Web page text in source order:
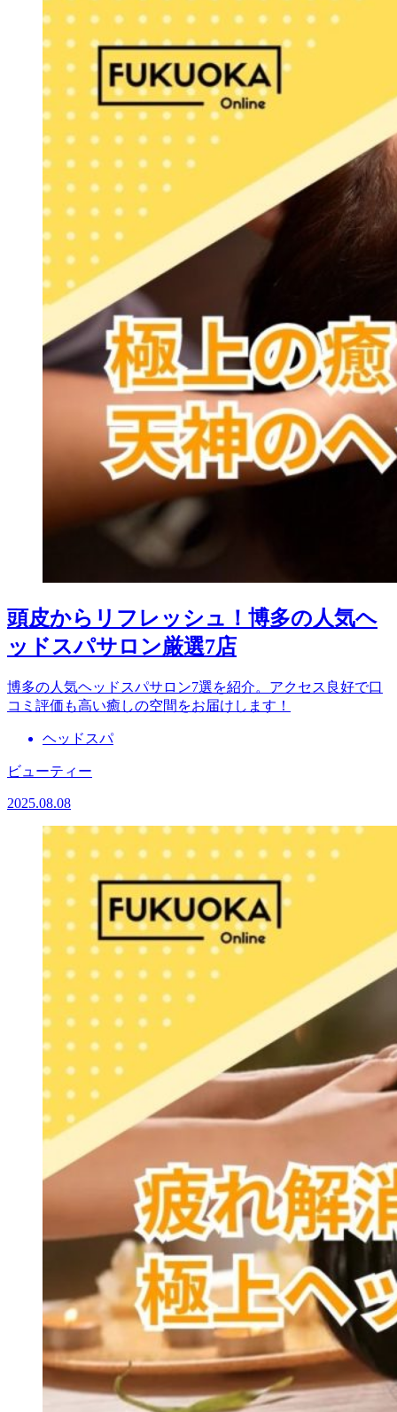
頭皮からリフレッシュ！博多の人気ヘ
ッドスパサロン厳選7店
博多の人気ヘッドスパサロン7選を紹介。アクセス良好で口
コミ評価も高い癒しの空間をお届けします！
ヘッドスパ
ビューティー
2025.08.08